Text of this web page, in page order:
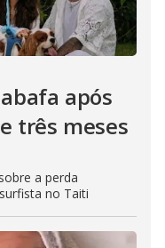
após
três meses
a perda
no Taiti